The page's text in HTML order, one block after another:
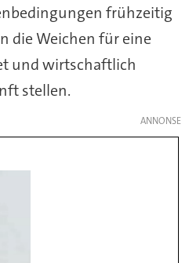
frühzeitig
die Weichen für eine
und wirtschaftlich
stellen.